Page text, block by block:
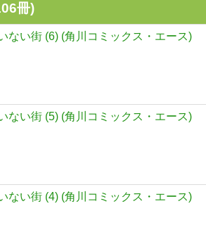
冊)
ない街 (6) (角川コミックス・エース)
ない街 (5) (角川コミックス・エース)
ない街 (4) (角川コミックス・エース)